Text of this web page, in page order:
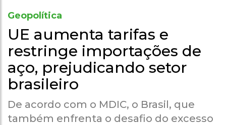
Geopolítica
UE aumenta tarifas e
restringe importações de
aço, prejudicando setor
brasileiro
De acordo com o MDIC, o Brasil, que
também enfrenta o desafio do excesso